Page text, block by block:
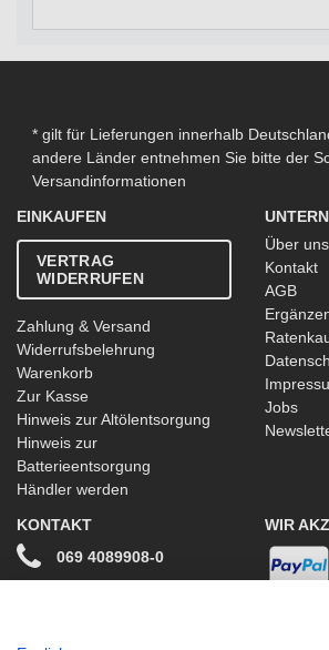
* gilt für Lieferungen innerhalb
andere Länder entnehmen Sie bitte der
Versandinformationen
EINKAUFEN
VERTRAG
WIDERRUFEN
Zahlung & Versand
Widerrufsbelehrung
Warenkorb
Zur Kasse
Hinweis zur Altölentsorgung
Hinweis zur
Batterieentsorgung
Händler werden
Über uns
Kontakt
AGB
Jobs
KONTAKT
069 4089908-0
WIR